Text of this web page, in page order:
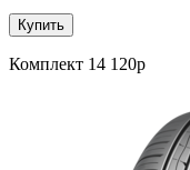
Купить
Комплект 14 120р